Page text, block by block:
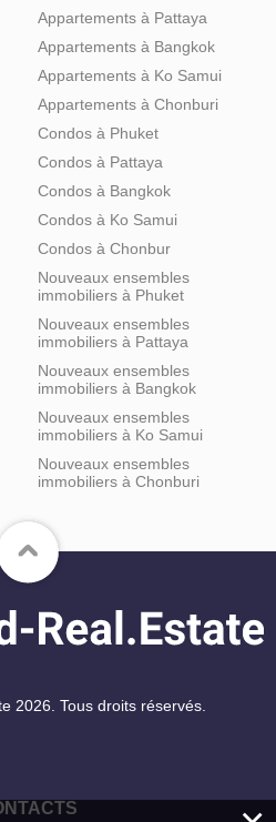
Appartements à Pattaya
Appartements à Bangkok
Appartements à Ko Samui
Appartements à Chonburi
Condos à Phuket
Condos à Pattaya
Condos à Bangkok
Condos à Ko Samui
Condos à Chonbur
Nouveaux ensembles
immobiliers à Phuket
Nouveaux ensembles
immobiliers à Pattaya
Nouveaux ensembles
immobiliers à Bangkok
Nouveaux ensembles
immobiliers à Ko Samui
Nouveaux ensembles
immobiliers à Chonburi
2026. Tous droits réservés.